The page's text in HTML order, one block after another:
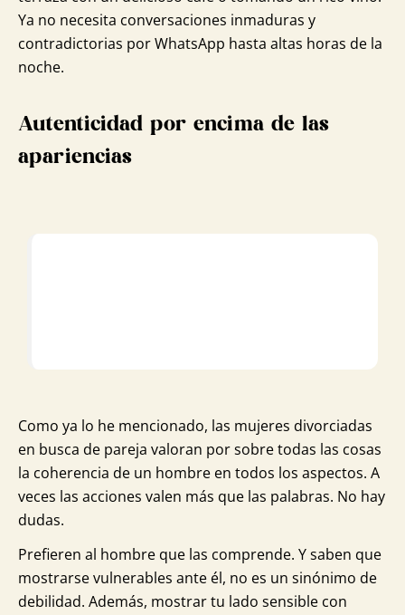
Ya no necesita conversaciones inmaduras y
contradictorias por WhatsApp hasta altas horas de la
noche.
Autenticidad por encima de las
apariencias
Como ya lo he mencionado, las mujeres divorciadas
en busca de pareja valoran por sobre todas las cosas
la coherencia de un hombre en todos los aspectos. A
veces las acciones valen más que las palabras. No hay
dudas.
Prefieren al hombre que las comprende. Y saben que
mostrarse vulnerables ante él, no es un sinónimo de
debilidad. Además, mostrar tu lado sensible con